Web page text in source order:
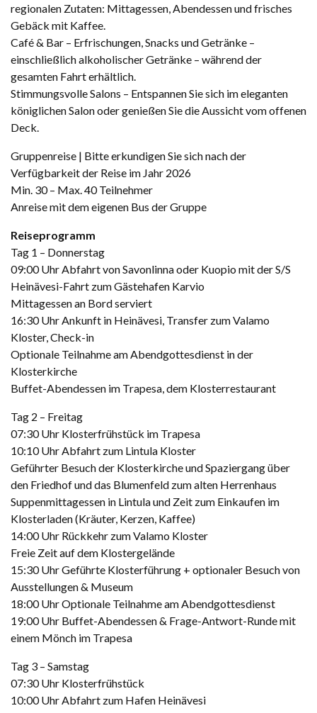
regionalen Zutaten: Mittagessen, Abendessen und frisches
Gebäck mit Kaffee.
Café & Bar – Erfrischungen, Snacks und Getränke –
einschließlich alkoholischer Getränke – während der
gesamten Fahrt erhältlich.
Stimmungsvolle Salons – Entspannen Sie sich im eleganten
königlichen Salon oder genießen Sie die Aussicht vom offenen
Deck.
Gruppenreise | Bitte erkundigen Sie sich nach der
Verfügbarkeit der Reise im Jahr 2026
Min. 30 – Max. 40 Teilnehmer
Anreise mit dem eigenen Bus der Gruppe
Reiseprogramm
Tag 1 – Donnerstag
09:00 Uhr Abfahrt von Savonlinna oder Kuopio mit der S/S
Heinävesi-Fahrt zum Gästehafen Karvio
Mittagessen an Bord serviert
16:30 Uhr Ankunft in Heinävesi, Transfer zum Valamo
Kloster, Check-in
Optionale Teilnahme am Abendgottesdienst in der
Klosterkirche
Buffet-Abendessen im Trapesa, dem Klosterrestaurant
Tag 2 – Freitag
07:30 Uhr Klosterfrühstück im Trapesa
10:10 Uhr Abfahrt zum Lintula Kloster
Geführter Besuch der Klosterkirche und Spaziergang über
den Friedhof und das Blumenfeld zum alten Herrenhaus
Suppenmittagessen in Lintula und Zeit zum Einkaufen im
Klosterladen (Kräuter, Kerzen, Kaffee)
14:00 Uhr Rückkehr zum Valamo Kloster
Freie Zeit auf dem Klostergelände
15:30 Uhr Geführte Klosterführung + optionaler Besuch von
Ausstellungen & Museum
18:00 Uhr Optionale Teilnahme am Abendgottesdienst
19:00 Uhr Buffet-Abendessen & Frage-Antwort-Runde mit
einem Mönch im Trapesa
Tag 3 – Samstag
07:30 Uhr Klosterfrühstück
10:00 Uhr Abfahrt zum Hafen Heinävesi